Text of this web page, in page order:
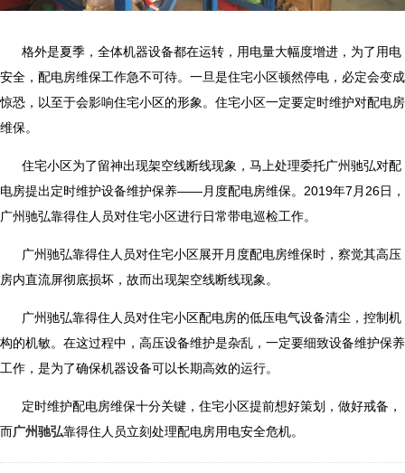
格外是夏季，全体机器设备都在运转，用电量大幅度增进，为了用电
安全，配电房维保工作急不可待。一旦是住宅小区顿然停电，必定会变成
惊恐，以至于会影响住宅小区的形象。住宅小区一定要定时维护对配电房
维保。
住宅小区为了留神出现架空线断线现象，马上处理委托广州驰弘对配
电房提出定时维护设备维护保养——月度配电房维保。2019年7月26日，
广州驰弘靠得住人员对住宅小区进行日常带电巡检工作。
广州驰弘靠得住人员对住宅小区展开月度配电房维保时，察觉其高压
房内直流屏彻底损坏，故而出现架空线断线现象。
广州驰弘靠得住人员对住宅小区配电房的低压电气设备清尘，控制机
构的机敏。在这过程中，高压设备维护是杂乱，一定要细致设备维护保养
工作，是为了确保机器设备可以长期高效的运行。
定时维护配电房维保十分关键，住宅小区提前想好策划，做好戒备，
而广州驰弘靠得住人员立刻处理配电房用电安全危机。